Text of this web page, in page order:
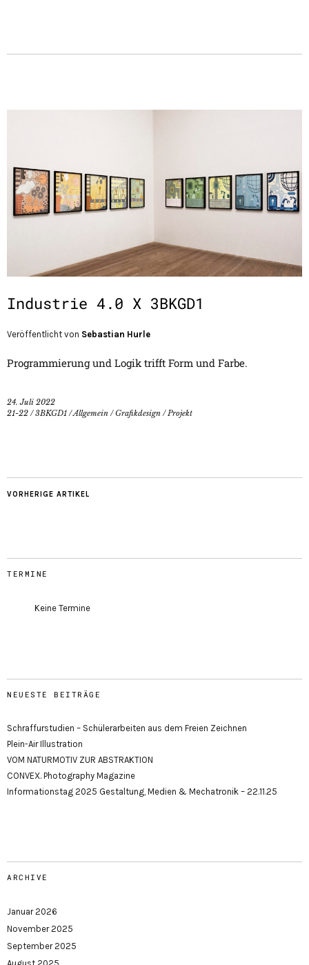
Industrie 4.0 X 3BKGD1
Veröffentlicht von Sebastian Hurle
Programmierung und Logik trifft Form und Farbe.
24. Juli 2022
21-22 /3BKGD1 /Allgemein /Grafikdesign /Projekt
VORHERIGE ARTIKEL
TERMINE
Keine Termine
NEUESTE BEITRÄGE
Schraffurstudien – Schülerarbeiten aus dem Freien Zeichnen
Plein-Air Illustration
VOM NATURMOTIV ZUR ABSTRAKTION
CONVEX. Photography Magazine
Informationstag 2025 Gestaltung, Medien & Mechatronik – 22.11.25
ARCHIVE
Januar 2026
November 2025
September 2025